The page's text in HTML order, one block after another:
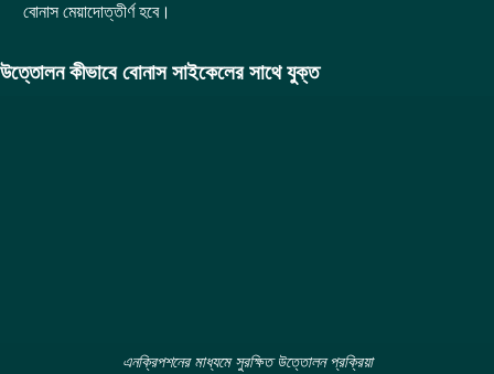
বোনাস মেয়াদোত্তীর্ণ হবে।
উত্তোলন কীভাবে বোনাস সাইকেলের সাথে যুক্ত
এনক্রিপশনের মাধ্যমে সুরক্ষিত উত্তোলন প্রক্রিয়া